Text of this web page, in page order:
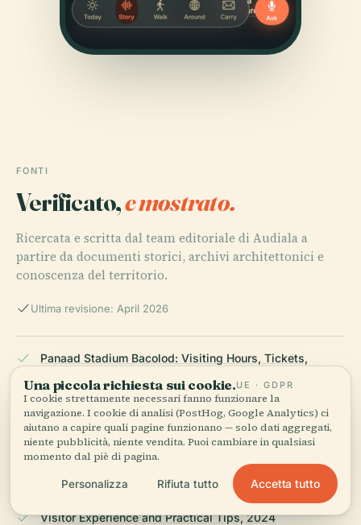
FONTI
Verificato,e mostrato.
Ricercata e scritta dal team editoriale di Audiala a
partire da documenti storici, archivi architettonici e
conoscenza del territorio.
Ultima revisione: April 2026
Panaad Stadium Bacolod: Visiting Hours, Tickets,
Panaad Stadium Visiting Hours, Tickets, and Cultural
Significance in Bacolod, 2024
Visitor Experience and Practical Tips, 2024
Una piccola richiesta sui cookie.UE · GDPR
I cookie strettamente necessari fanno funzionare la
navigazione. I cookie di analisi (PostHog, Google Analytics) ci
aiutano a capire quali pagine funzionano — solo dati aggregati,
niente pubblicità, niente vendita. Puoi cambiare in qualsiasi
momento dal piè di pagina.
Personalizza Rifiuta tutto Accetta tutto